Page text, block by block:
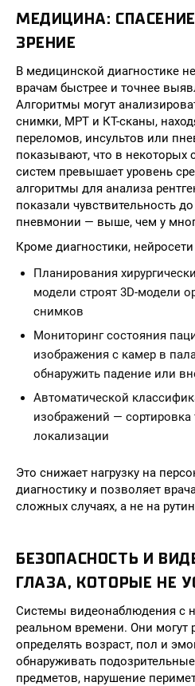
МЕДИЦИНА:
ЗРЕНИЕ
В медицинской диагностике
врачам быстрее и точнее
Алгоритмы могут
снимки, МРТ и КТ-сканы,
переломов, инсультов или
показывают, что в некоторых
систем превышает уровень
алгоритмы для анализа
показали чувствительность
пневмонии — выше, чем у
Кроме диагностики,
Планирования
модели строят 3D-модели
снимков
Мониторинг состояния
изображения с камер в
обнаружить падение или
Автоматической
изображений —
локализации
Это снижает нагрузку на
диагностику и позволяет
сложных случаях, а не на
БЕЗОПАСНОСТЬ И
ГЛАЗА, КОТОРЫЕ НЕ
Системы видеонаблюдения с
реальном времени. Они могут
определять возраст, пол и
обнаруживать
предметов, нарушение